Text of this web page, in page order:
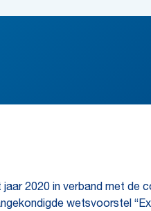
2020 in verband met de
wetsvoorstel